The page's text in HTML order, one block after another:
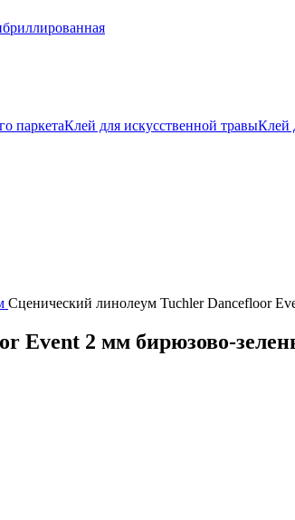
паркетаКлей для искусственной травыКлей
Сценический линолеум Tuchler Dancefloor
Event 2 мм бирюзово-